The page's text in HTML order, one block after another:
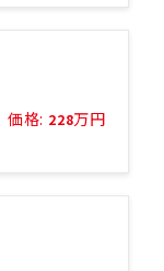
価格: 228万円